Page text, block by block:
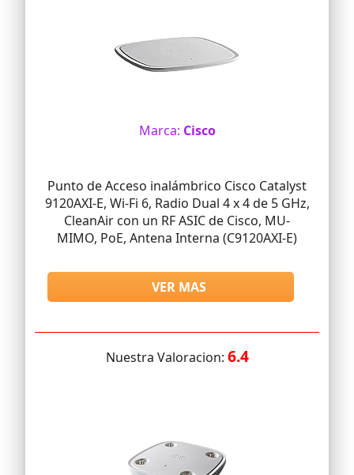
Marca: Cisco
Punto de Acceso inalámbrico Cisco Catalyst
9120AXI-E, Wi-Fi 6, Radio Dual 4 x 4 de 5 GHz,
CleanAir con un RF ASIC de Cisco, MU-
MIMO, PoE, Antena Interna (C9120AXI-E)
VER MAS
Nuestra Valoracion: 6.4